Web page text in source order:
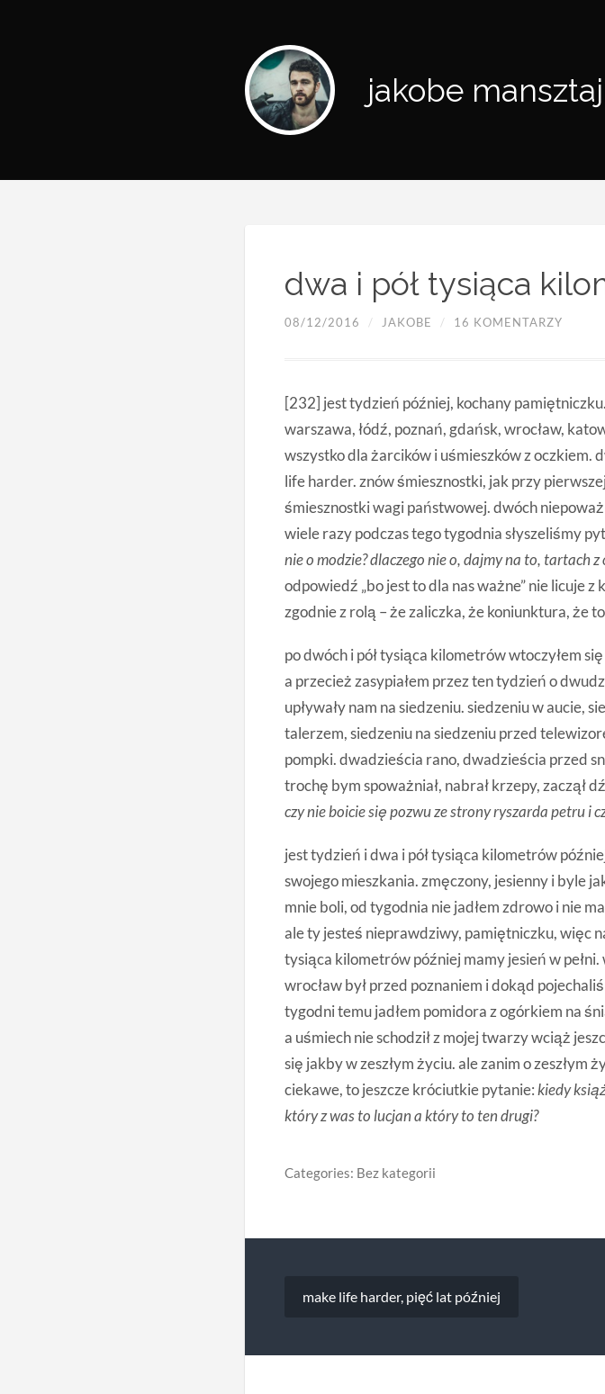
jakobe
dwa i pół tysiąca
08/12/2016 / JAKOBE / 16 KOMENTARZY
[232] jest tydzień później, kochany
warszawa, łódź, poznań, gdańsk, wrocław,
wszystko dla żarcików i uśmieszków z oczkiem.
life harder. znów śmiesznostki, jak przy
śmiesznostki wagi państwowej. dwóch
wiele razy podczas tego tygodnia słyszeliśmy
nie o modzie? dlaczego nie o, dajmy na to, tartach
odpowiedź „bo jest to dla nas ważne” nie licuje
zgodnie z rolą – że zaliczka, że koniunktura, że
po dwóch i pół tysiąca kilometrów wtoczyłem
a przecież zasypiałem przez ten tydzień o
upływały nam na siedzeniu. siedzeniu w aucie,
talerzem, siedzeniu na siedzeniu przed
pompki. dwadzieścia rano, dwadzieścia przed
trochę bym spoważniał, nabrał krzepy, zaczął
czy nie boicie się pozwu ze strony ryszarda petru i
jest tydzień i dwa i pół tysiąca kilometrów
swojego mieszkania. zmęczony, jesienny i byle
mnie boli, od tygodnia nie jadłem zdrowo i nie
ale ty jesteś nieprawdziwy, pamiętniczku, więc
tysiąca kilometrów później mamy jesień w
wrocław był przed poznaniem i dokąd
tygodni temu jadłem pomidora z ogórkiem na
a uśmiech nie schodził z mojej twarzy wciąż
się jakby w zeszłym życiu. ale zanim o zeszłym
ciekawe, to jeszcze króciutkie pytanie:kiedy
który z was to lucjan a który to ten drugi?
Categories: Bez kategorii
wpisu
make life harder, pięć lat później